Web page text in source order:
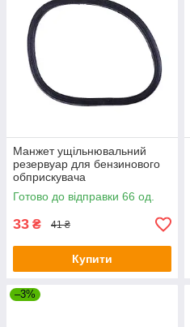
Манжет ущільнювальний
резервуар для бензинового
обприскувача
Готово до відправки 66 од.
33 ₴ 41 ₴
Купити
–3%